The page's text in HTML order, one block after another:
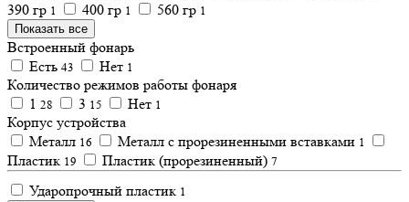
390 гр 1 400 гр 1 560 гр 1
Показать все
Встроенный фонарь
Есть 43 Нет 1
Количество режимов работы фонаря
1 28 3 15 Нет 1
Корпус устройства
Металл 16 Металл с прорезиненными вставками 1
Пластик 19 Пластик (прорезиненный) 7
Ударопрочный пластик 1